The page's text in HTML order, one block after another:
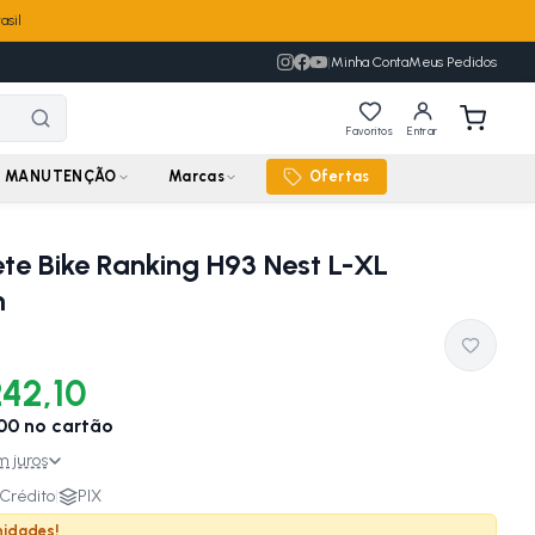
|Minha ContaMeus Pedidos
Favoritos Entrar
MANUTENÇÃO Marcas Ofertas
Bike Ranking H93 Nest L-XL
no cartão
juros
| PIX